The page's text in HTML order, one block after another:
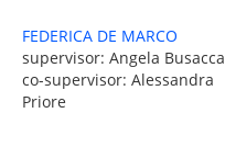
FEDERICA DE MARCO
supervisor: Angela Busacca
co-supervisor: Alessandra
Priore